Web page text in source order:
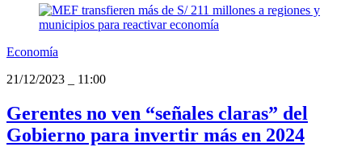
Economía
21/12/2023
11:00
Gerentes no ven “señales claras” del
Gobierno para invertir más en 2024